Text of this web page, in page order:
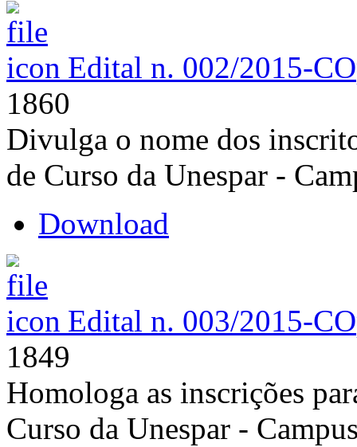
Edital n. 002/2015-CO
1860
Divulga o nome dos
de Curso da Unespar -
Download
Edital n. 003/2015-CO
1849
Homologa as inscrições
Curso da Unespar -